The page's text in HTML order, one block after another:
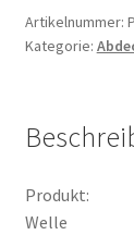
Artikelnummer:
Kategorie:
Produkt:
Welle